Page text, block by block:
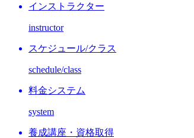
インストラクター
instructor
スケジュール/クラス
schedule/class
料金システム
system
養成講座・資格取得